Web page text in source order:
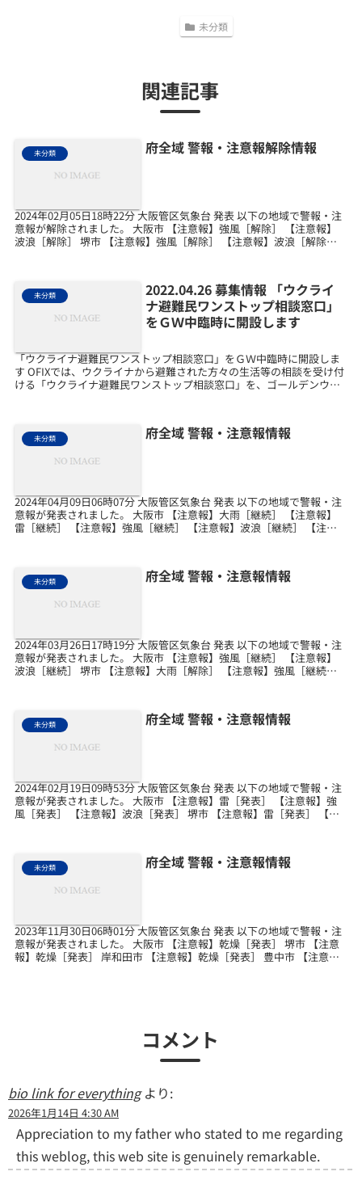
未分類
関連記事
未分類 府全域 警報・注意報解除情報
2024年02月05日18時22分 大阪管区気象台 発表 以下の地域で警報・注
意報が解除されました。 大阪市 【注意報】強風［解除］ 【注意報】
波浪［解除］ 堺市 【注意報】強風［解除］ 【注意報】波浪［解除］
未分類
2022.04.26 募集情報 「ウクライ
ナ避難民ワンストップ相談窓口」
をＧＷ中臨時に開設します
「ウクライナ避難民ワンストップ相談窓口」をＧＷ中臨時に開設しま
す OFIXでは、ウクライナから避難された方々の生活等の相談を受け付
ける「ウクライナ避難民ワンストップ相談窓口」を、ゴールデンウィ
未分類 府全域 警報・注意報情報
2024年04月09日06時07分 大阪管区気象台 発表 以下の地域で警報・注
意報が発表されました。 大阪市 【注意報】大雨［継続］ 【注意報】
雷［継続］ 【注意報】強風［継続］ 【注意報】波浪［継続］ 【注意
未分類 府全域 警報・注意報情報
2024年03月26日17時19分 大阪管区気象台 発表 以下の地域で警報・注
意報が発表されました。 大阪市 【注意報】強風［継続］ 【注意報】
波浪［継続］ 堺市 【注意報】大雨［解除］ 【注意報】強風［継続］
未分類 府全域 警報・注意報情報
2024年02月19日09時53分 大阪管区気象台 発表 以下の地域で警報・注
意報が発表されました。 大阪市 【注意報】雷［発表］ 【注意報】強
風［発表］ 【注意報】波浪［発表］ 堺市 【注意報】雷［発表］ 【注
未分類 府全域 警報・注意報情報
2023年11月30日06時01分 大阪管区気象台 発表 以下の地域で警報・注
意報が発表されました。 大阪市 【注意報】乾燥［発表］ 堺市 【注意
報】乾燥［発表］ 岸和田市 【注意報】乾燥［発表］ 豊中市 【注意
コメント
bio link for everything より:
2026年1月14日 4:30 AM
Appreciation to my father who stated to me regarding
this weblog, this web site is genuinely remarkable.